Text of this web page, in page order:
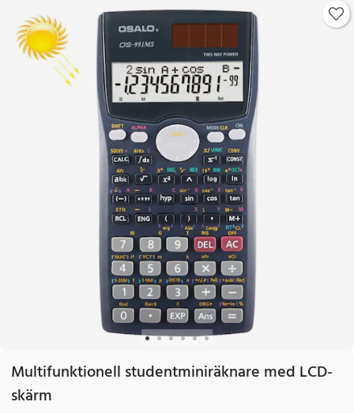
Multifunktionell studentminiräknare med LCD-
skärm